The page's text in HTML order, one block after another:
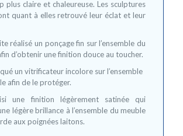
plus claire et chaleureuse. Les sculptures
quant à elles retrouvé leur éclat et leur
réalisé un ponçage fin sur l’ensemble du
d’obtenir une finition douce au toucher.
un vitrificateur incolore sur l’ensemble
afin de le protéger.
une finition légèrement satinée qui
légère brillance à l’ensemble du meuble
aux poignées laitons.